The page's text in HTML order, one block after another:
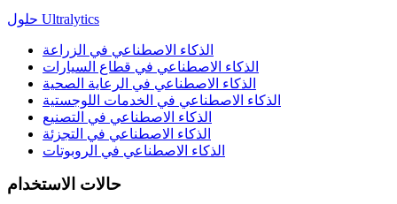
حلول Ultralytics
الذكاء الاصطناعي في الزراعة
الذكاء الاصطناعي في قطاع السيارات
الذكاء الاصطناعي في الرعاية الصحية
الذكاء الاصطناعي في الخدمات اللوجستية
الذكاء الاصطناعي في التصنيع
الذكاء الاصطناعي في التجزئة
الذكاء الاصطناعي في الروبوتات
حالات الاستخدام